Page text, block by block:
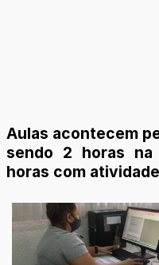
Aulas acontecem
sendo 2 horas na
horas com